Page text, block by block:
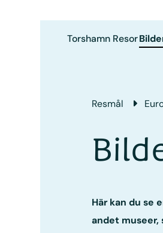
Torshamn Resor
Resmål
Här kan du se
andet